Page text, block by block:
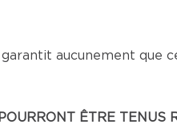
aucunement que
ÊTRE TENUS